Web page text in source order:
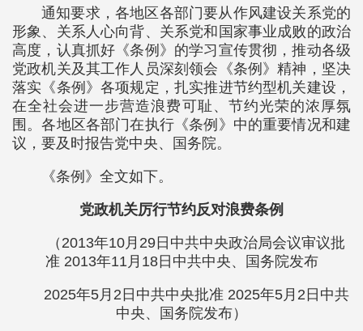
通知要求，各地区各部门要从作风建设关系党的
形象、关系人心向背、关系党和国家事业成败的政治
高度，认真抓好《条例》的学习宣传贯彻，推动各级
党政机关及其工作人员深刻领会《条例》精神，坚决
落实《条例》各项规定，扎实推进节约型机关建设，
在全社会进一步营造浪费可耻、节约光荣的浓厚氛
围。各地区各部门在执行《条例》中的重要情况和建
议，要及时报告党中央、国务院。
《条例》全文如下。
党政机关厉行节约反对浪费条例
（2013年10月29日中共中央政治局会议审议批
准 2013年11月18日中共中央、国务院发布
2025年5月2日中共中央批准 2025年5月2日中共
中央、国务院发布）